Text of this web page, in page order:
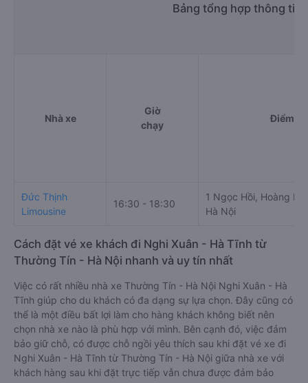
Bảng tổng hợp thông tin
Nhà xe
Giờ
chạy
Điểm đi
Đức Thịnh
Limousine
16:30 - 18:30
1 Ngọc Hồi, Hoàng
Hà Nội
Cách đặt vé xe khách đi Nghi Xuân - Hà Tĩnh từ
Thường Tín - Hà Nội nhanh và uy tín nhất
Việc có rất nhiều nhà xe Thường Tín - Hà Nội Nghi Xuân - Hà
Tĩnh giúp cho du khách có đa dạng sự lựa chọn. Đây cũng có
thể là một điều bất lợi làm cho hàng khách không biết nên
chọn nhà xe nào là phù hợp với mình. Bên cạnh đó, việc đảm
bảo giữ chỗ, có được chỗ ngồi yêu thích sau khi đặt vé xe đi
Nghi Xuân - Hà Tĩnh từ Thường Tín - Hà Nội giữa nhà xe với
khách hàng sau khi đặt trực tiếp vẫn chưa được đảm bảo